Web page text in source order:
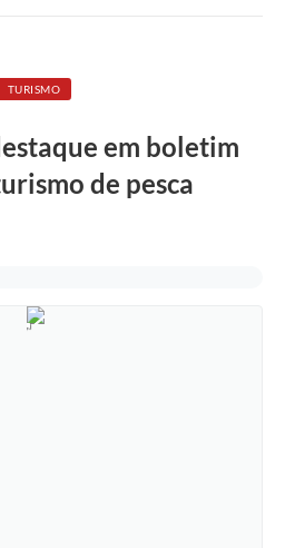
TURISMO
em boletim
de pesca